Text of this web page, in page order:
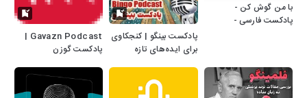
با من گوش کن -
پادکست فارسی -
پادکست بینگو | کنجکاوی
برای ایده‌های تازه
Gavazn Podcast |
پادکست گوزن